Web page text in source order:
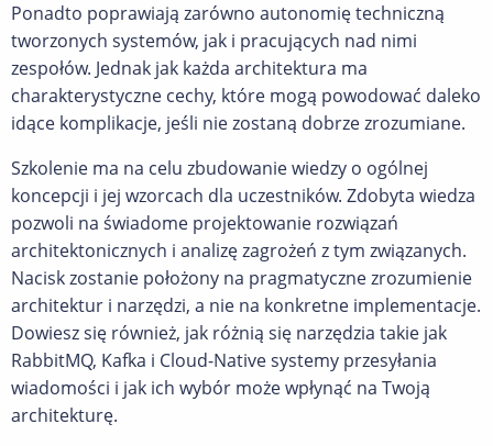
Ponadto poprawiają zarówno autonomię techniczną
tworzonych systemów, jak i pracujących nad nimi
zespołów. Jednak jak każda architektura ma
charakterystyczne cechy, które mogą powodować daleko
idące komplikacje, jeśli nie zostaną dobrze zrozumiane.
Szkolenie ma na celu zbudowanie wiedzy o ogólnej
koncepcji i jej wzorcach dla uczestników. Zdobyta wiedza
pozwoli na świadome projektowanie rozwiązań
architektonicznych i analizę zagrożeń z tym związanych.
Nacisk zostanie położony na pragmatyczne zrozumienie
architektur i narzędzi, a nie na konkretne implementacje.
Dowiesz się również, jak różnią się narzędzia takie jak
RabbitMQ, Kafka i Cloud-Native systemy przesyłania
wiadomości i jak ich wybór może wpłynąć na Twoją
architekturę.